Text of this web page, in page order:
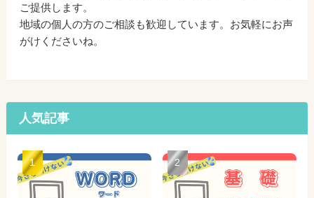
ご提供します。
地域の個人の方のご相談も歓迎しています。お気軽にお声
がけくださいね。
人気記事